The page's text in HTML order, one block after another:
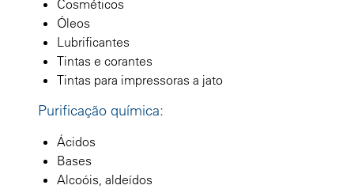
Cosméticos
Óleos
Lubrificantes
Tintas e corantes
Tintas para impressoras a jato
Purificação química:
Ácidos
Bases
Alcoóis, aldeídos